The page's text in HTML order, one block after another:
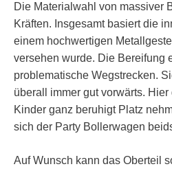
Die Materialwahl von massiver
Kräften. Insgesamt basiert die
einem hochwertigen
versehen wurde. Die Bereifung
problematische Wegstrecken.
überall immer gut vorwärts.
Kinder ganz beruhigt Platz
sich der Party Bollerwagen
Auf Wunsch kann das Oberteil